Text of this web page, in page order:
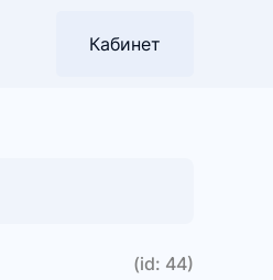
Кабинет
(id: 44)